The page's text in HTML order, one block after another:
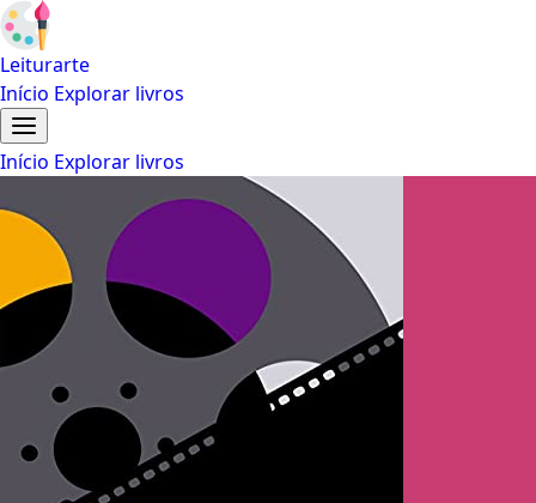
Leiturarte
Início Explorar livros
Início Explorar livros